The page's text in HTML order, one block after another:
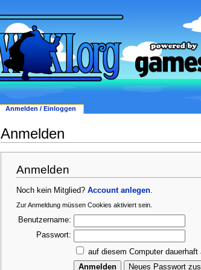
Anmelden
Anmelden
Noch kein Mitglied?Account anlegen
Zur Anmeldung müssen Cookies aktiviert sein.
Benutzername:
Passwort:
auf diesem Computer dauerhaft
Anmelden / Einloggen